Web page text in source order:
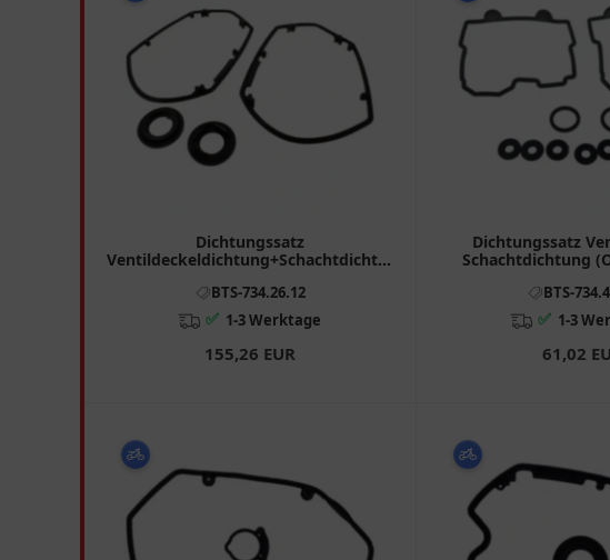
Dichtungssatz
Ventildeckeldichtung+Schachtdichtung
R
BTS-734.26.12
✅ 1-3 Werktage
155,26 EUR
Dichtungssatz
Schachtdichtung
BTS-
✅ 1-3
61,02